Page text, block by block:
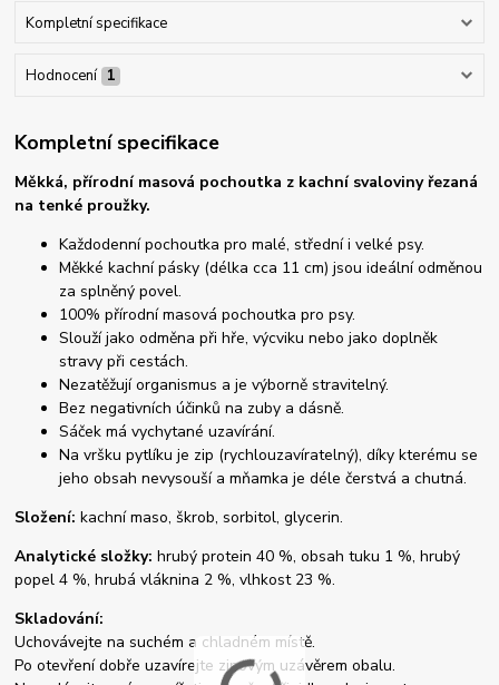
Kompletní specifikace
Hodnocení 1
Kompletní specifikace
Měkká, přírodní masová pochoutka z kachní svaloviny řezaná
na tenké proužky.
Každodenní pochoutka pro malé, střední i velké psy.
Měkké kachní pásky (délka cca 11 cm) jsou ideální odměnou
za splněný povel.
100% přírodní masová pochoutka pro psy.
Slouží jako odměna při hře, výcviku nebo jako doplněk
stravy při cestách.
Nezatěžují organismus a je výborně stravitelný.
Bez negativních účinků na zuby a dásně.
Sáček má vychytané uzavírání.
Na vršku pytlíku je zip (rychlouzavíratelný), díky kterému se
jeho obsah nevysouší a mňamka je déle čerstvá a chutná.
Složení: kachní maso, škrob, sorbitol, glycerin.
Analytické složky: hrubý protein 40 %, obsah tuku 1 %, hrubý
popel 4 %, hrubá vláknina 2 %, vlhkost 23 %.
Skladování:
Uchovávejte na suchém a chladném místě.
Po otevření dobře uzavírejte zipovým uzávěrem obalu.